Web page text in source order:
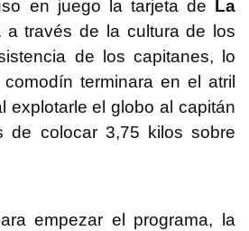
en juego la tarjeta de La
a través de la cultura de los
de los capitanes, lo
terminara en el atril
explotarle el globo al capitán
de colocar 3,75 kilos sobre
empezar el programa, la